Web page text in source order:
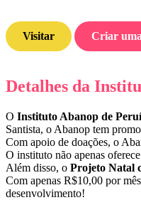
Visitar Criar
Detalhes da
O Instituto Abanop de
Santista, o Abanop tem
Com apoio de doações, o
O instituto não apenas
Além disso, o Projeto Natal
Com apenas R$10,00 por
desenvolvimento!